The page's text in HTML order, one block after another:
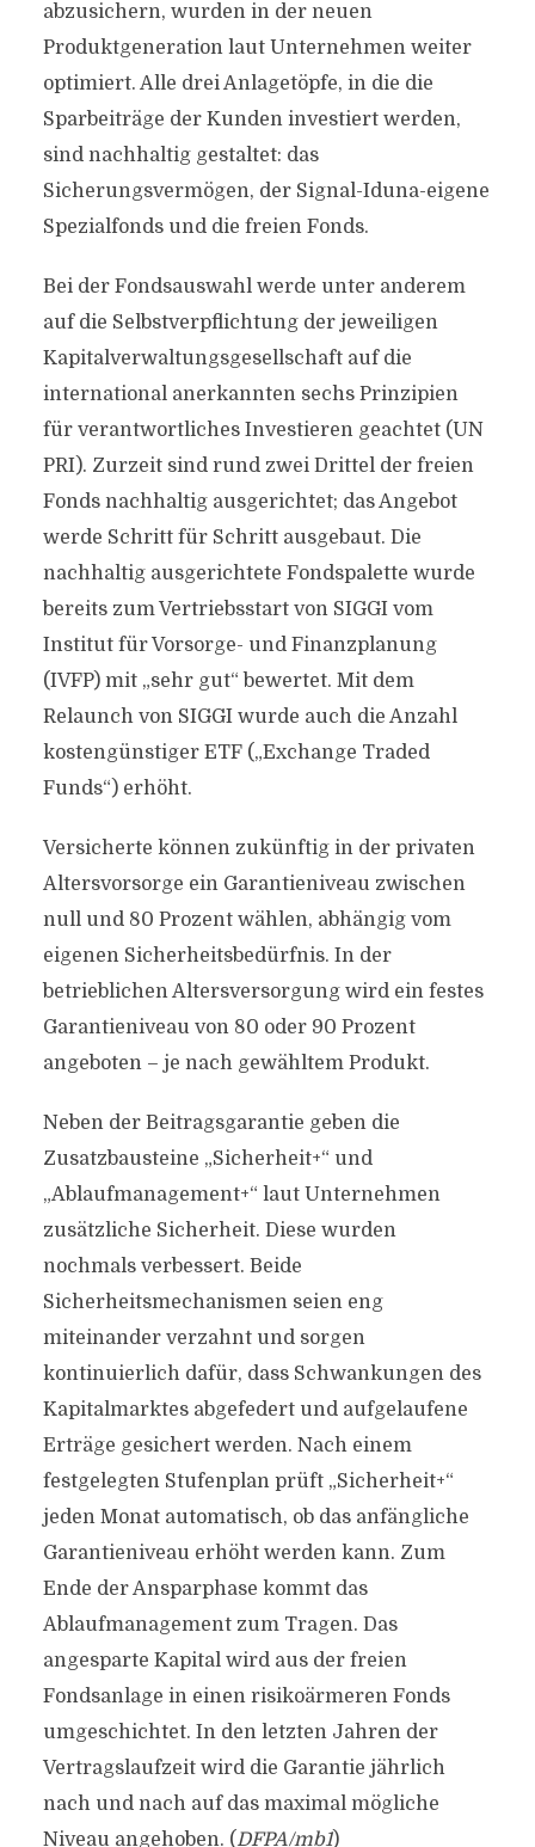
abzusichern, wurden in der neuen
Produktgeneration laut Unternehmen weiter
optimiert. Alle drei Anlagetöpfe, in die die
Sparbeiträge der Kunden investiert werden,
sind nachhaltig gestaltet: das
Sicherungsvermögen, der Signal-Iduna-eigene
Spezialfonds und die freien Fonds.
Bei der Fondsauswahl werde unter anderem
auf die Selbstverpflichtung der jeweiligen
Kapitalverwaltungsgesellschaft auf die
international anerkannten sechs Prinzipien
für verantwortliches Investieren geachtet (UN
PRI). Zurzeit sind rund zwei Drittel der freien
Fonds nachhaltig ausgerichtet; das Angebot
werde Schritt für Schritt ausgebaut. Die
nachhaltig ausgerichtete Fondspalette wurde
bereits zum Vertriebsstart von SIGGI vom
Institut für Vorsorge- und Finanzplanung
(IVFP) mit „sehr gut“ bewertet. Mit dem
Relaunch von SIGGI wurde auch die Anzahl
kostengünstiger ETF („Exchange Traded
Funds“) erhöht.
Versicherte können zukünftig in der privaten
Altersvorsorge ein Garantieniveau zwischen
null und 80 Prozent wählen, abhängig vom
eigenen Sicherheitsbedürfnis. In der
betrieblichen Altersversorgung wird ein festes
Garantieniveau von 80 oder 90 Prozent
angeboten – je nach gewähltem Produkt.
Neben der Beitragsgarantie geben die
Zusatzbausteine „Sicherheit+“ und
„Ablaufmanagement+“ laut Unternehmen
zusätzliche Sicherheit. Diese wurden
nochmals verbessert. Beide
Sicherheitsmechanismen seien eng
miteinander verzahnt und sorgen
kontinuierlich dafür, dass Schwankungen des
Kapitalmarktes abgefedert und aufgelaufene
Erträge gesichert werden. Nach einem
festgelegten Stufenplan prüft „Sicherheit+“
jeden Monat automatisch, ob das anfängliche
Garantieniveau erhöht werden kann. Zum
Ende der Ansparphase kommt das
Ablaufmanagement zum Tragen. Das
angesparte Kapital wird aus der freien
Fondsanlage in einen risikoärmeren Fonds
umgeschichtet. In den letzten Jahren der
Vertragslaufzeit wird die Garantie jährlich
nach und nach auf das maximal mögliche
Niveau angehoben. (DFPA/mb1)